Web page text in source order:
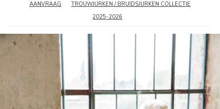
AANVRAAG
TROUWJURKEN / BRUIDSJURKEN COLLECTIE
2025-2026